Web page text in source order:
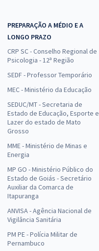
PREPARAÇÃO A MÉDIO E A
LONGO PRAZO
CRP SC - Conselho Regional de
Psicologia - 12ª Região
SEDF - Professor Temporário
MEC - Ministério da Educação
SEDUC/MT - Secretaria de
Estado de Educação, Esporte e
Lazer do estado de Mato
Grosso
MME - Ministério de Minas e
Energia
MP GO - Ministério Público do
Estado de Goiás - Secretário
Auxiliar da Comarca de
Itapuranga
ANVISA - Agência Nacional de
Vigilância Sanitária
PM PE - Polícia Militar de
Pernambuco